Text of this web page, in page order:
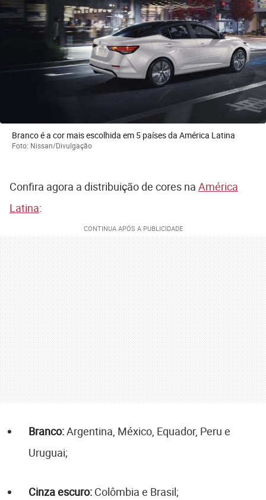
Branco é a cor mais escolhida em 5 países da América Latina
Foto: Nissan/Divulgação
Confira agora a distribuição de cores na América
Latina:
Branco:Argentina, México, Equador, Peru e
Uruguai;
Cinza escuro: Colômbia e Brasil;